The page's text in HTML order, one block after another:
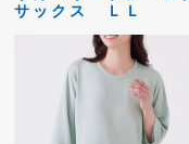
サックス ＬＬ